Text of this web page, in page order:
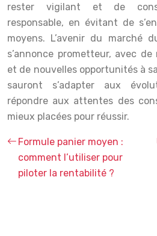
rester vigilant et de
responsable, en évitant de
moyens. L’avenir du marché
s’annonce prometteur, avec
et de nouvelles opportunités à
sauront s’adapter aux
répondre aux attentes des
mieux placées pour réussir.
Formule panier moyen :
comment l’utiliser pour
piloter la rentabilité ?